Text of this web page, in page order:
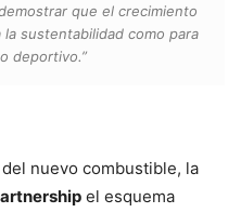
que el crecimiento
sustentabilidad como para
deportivo.”
nuevo combustible, la
el esquema